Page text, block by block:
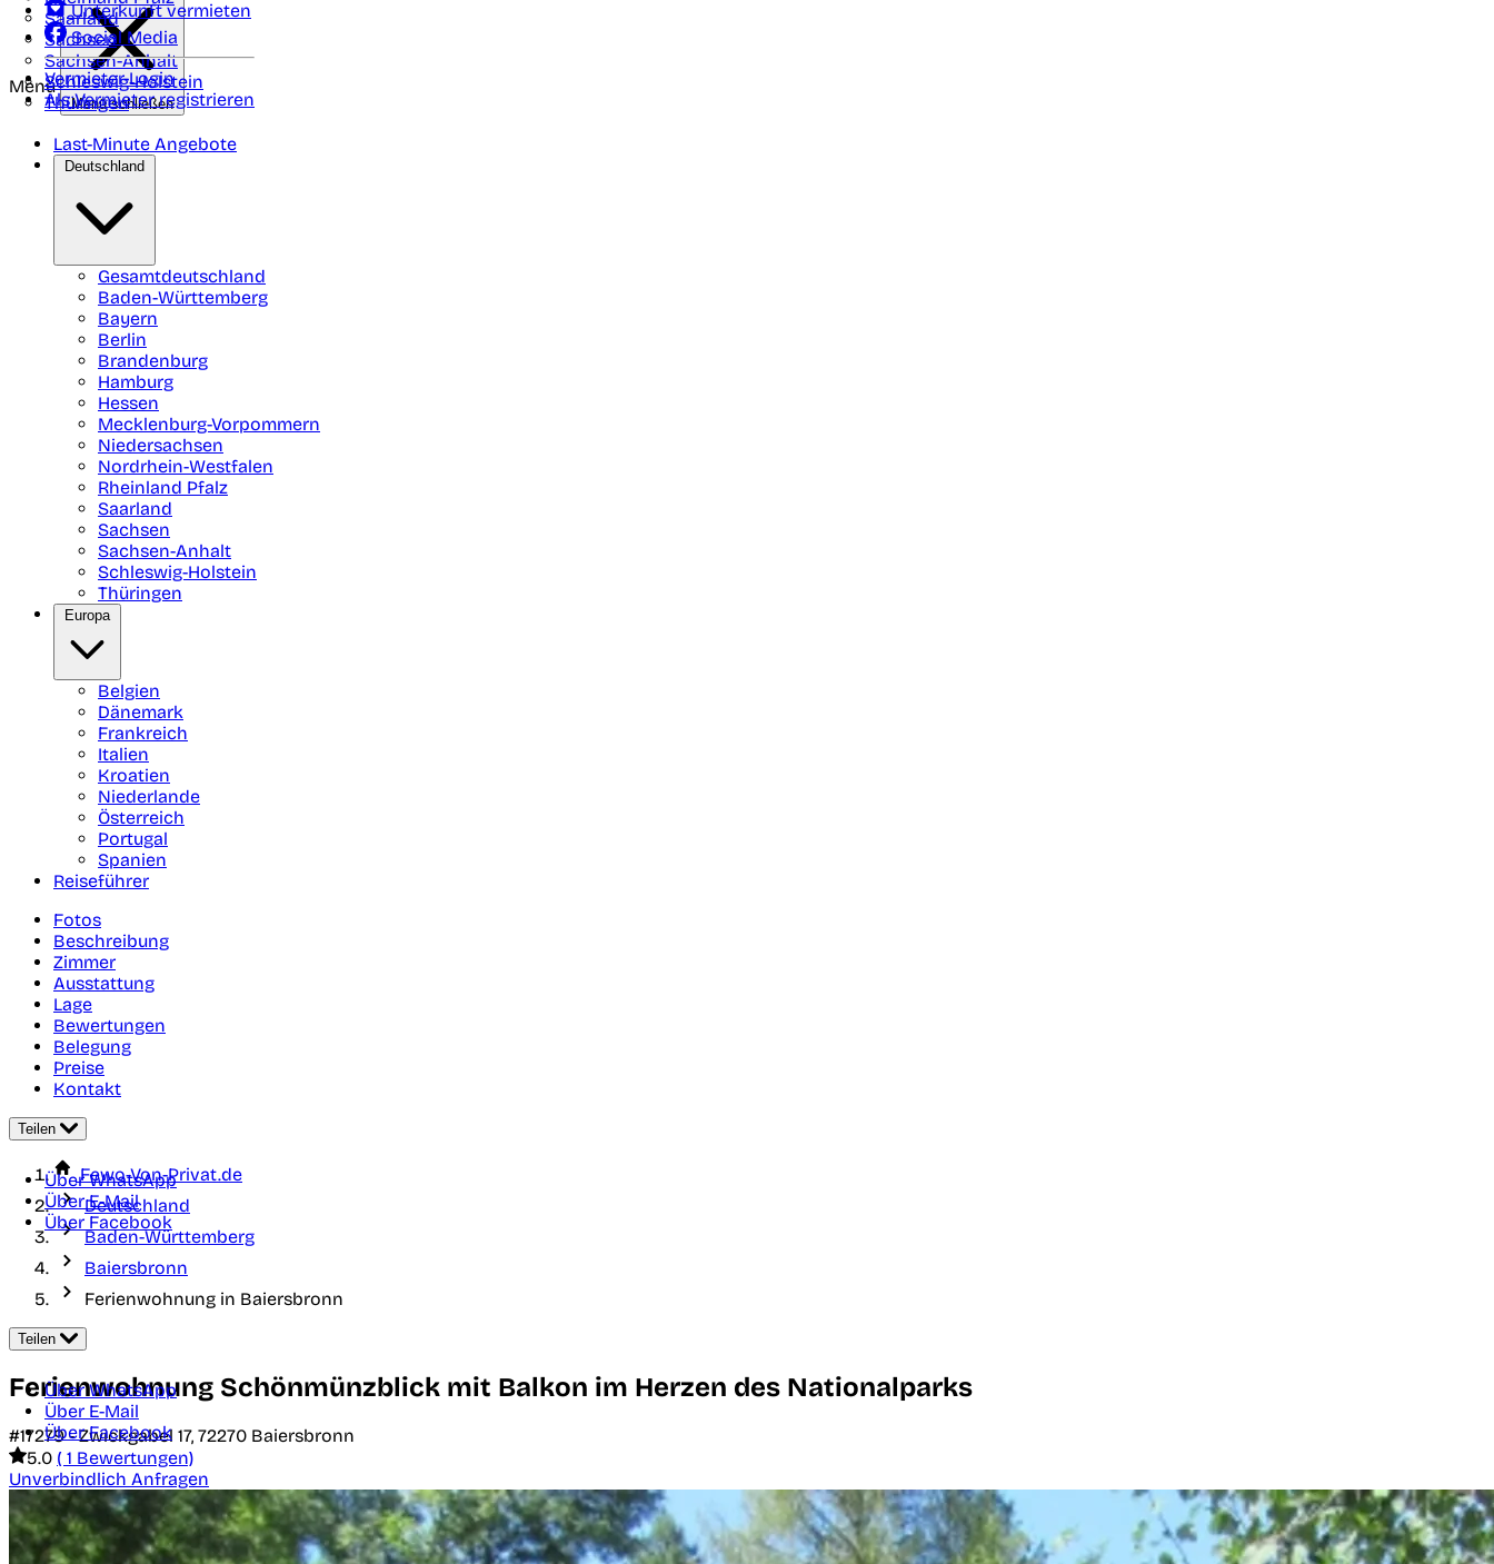
Saarland
Sachsen
Sachsen-Anhalt
Schleswig-Holstein
Thüringen
Unterkunft vermieten
Social Media
Vermieter-Login
Als Vermieter registrieren
Menü
Menü schließen
Last-Minute Angebote
Deutschland
Gesamtdeutschland
Baden-Württemberg
Bayern
Berlin
Brandenburg
Hamburg
Hessen
Mecklenburg-Vorpommern
Niedersachsen
Nordrhein-Westfalen
Rheinland Pfalz
Saarland
Sachsen
Sachsen-Anhalt
Schleswig-Holstein
Thüringen
Europa
Belgien
Dänemark
Frankreich
Italien
Kroatien
Niederlande
Österreich
Portugal
Spanien
Reiseführer
Fotos
Beschreibung
Zimmer
Ausstattung
Lage
Bewertungen
Belegung
Preise
Kontakt
Teilen
Über WhatsApp
Über E-Mail
Über Facebook
Fewo-Von-Privat.de
Deutschland
Baden-Württemberg
Baiersbronn
Ferienwohnung in Baiersbronn
Teilen
Über WhatsApp
Über E-Mail
Über Facebook
Ferienwohnung Schönmünzblick mit Balkon im Herzen des Nationalparks
#17279 -Zwickgabel 17, 72270 Baiersbronn
5.0 ( 1 Bewertungen)
Unverbindlich Anfragen